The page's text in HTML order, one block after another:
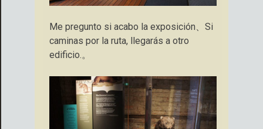
Me pregunto si acabo la exposición、Si
caminas por la ruta, llegarás a otro
edificio.。